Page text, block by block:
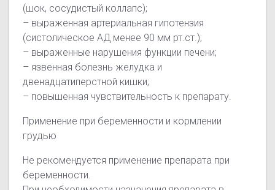
(шок, сосудистый коллапс);
– выраженная артериальная гипотензия
(систолическое АД менее 90 мм рт.ст.);
– выраженные нарушения функции печени;
– язвенная болезнь желудка и
двенадцатиперстной кишки;
– повышенная чувствительность к препарату.
Применение при беременности и кормлении
грудью
Не рекомендуется применение препарата при
беременности.